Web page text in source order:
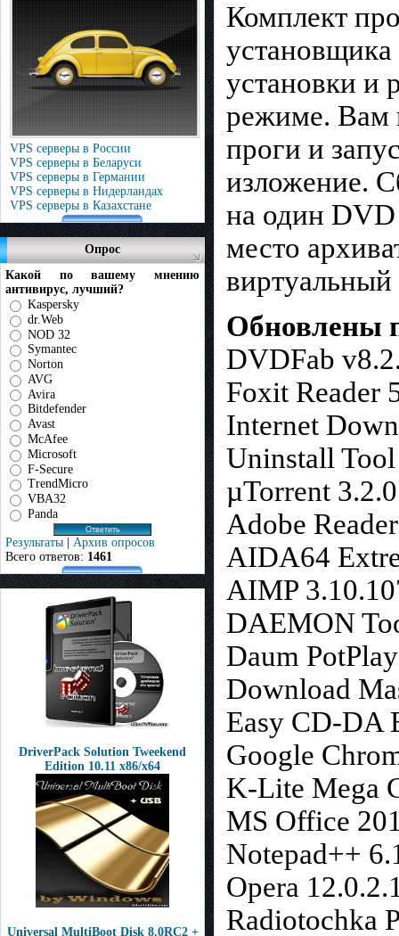
VPS серверы в России
VPS серверы в Беларуси
VPS серверы в Германии
VPS серверы в Нидерландах
VPS серверы в Казахстане
Опрос
Какой по вашему мнению
антивирус, лучший?
Kaspersky
dr.Web
NOD 32
Symantec
Norton
AVG
Avira
Bitdefender
Avast
McAfee
Microsoft
F-Secure
TrendMicro
VBA32
Panda
Результаты | Архив опросов
Всего ответов: 1461
DriverPack Solution Tweekend
Edition 10.11 x86/x64
Universal MultiBoot Disk 8.0RC2 +
Комплект
установки и
режиме. Вам
проги и
изложение.
на один DVD
место
виртуальный
Обновлены
DVDFab
Foxit Reader
Internet
Uninstall
µTorrent
Adobe
AIDA64
AIMP
DAEMON
Daum
Download
Easy CD-DA
Google
K-Lite Mega
MS Office
Notepad++
Opera
Radiotochka